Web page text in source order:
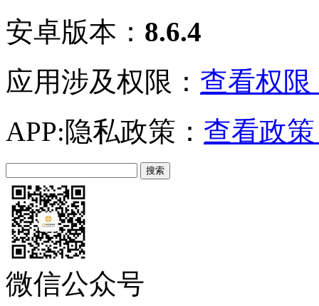
安卓版本： 8.6.4
应用涉及权限： 查看权限
APP:隐私政策： 查看政
微信公众号